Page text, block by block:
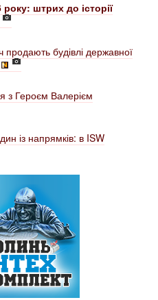
штрих до історії
будівлі державної
з Героєм Валерієм
із напрямків: в ISW